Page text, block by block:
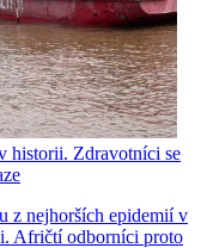
historii. Zdravotníci se
z nejhorších epidemií v
Afričtí odborníci proto